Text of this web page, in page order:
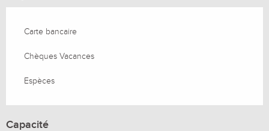
Carte bancaire
Chèques Vacances
Espèces
Capacité